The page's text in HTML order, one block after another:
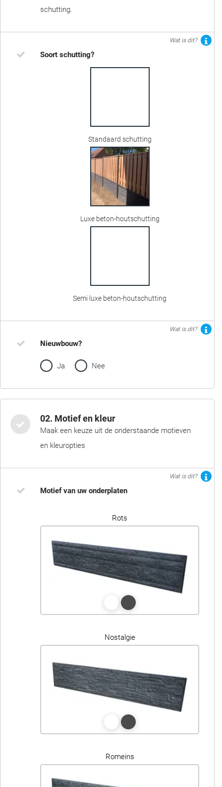
schutting.
Wat is dit?
Soort schutting?
Standaard schutting
Luxe beton-houtschutting
Semi luxe beton-houtschutting
Wat is dit?
Nieuwbouw?
Ja Nee
02. Motief en kleur
Maak een keuze uit de onderstaande motieven
en kleuropties
Wat is dit?
Motief van uw onderplaten
Rots
Nostalgie
Romeins